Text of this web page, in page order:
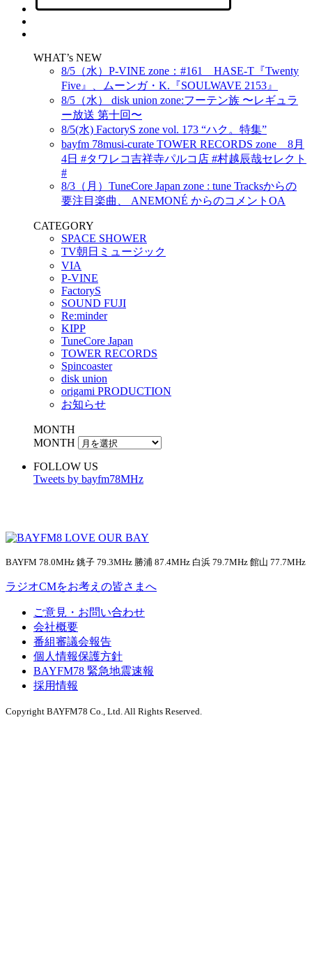
WHAT’s NEW
8/5（水）P-VINE zone：#161 HASE-T『Twenty
Five』、ムーンガ・K.『SOULWAVE 2153』
8/5（水） disk union zone:フーテン族 〜レギュラ
ー放送 第十回〜
8/5(水) FactoryS zone vol. 173 “ハク。特集”
bayfm 78musi-curate TOWER RECORDS zone 8月
4日 #タワレコ吉祥寺パルコ店 #村越辰哉セレクト
#
8/3（月）TuneCore Japan zone : tune Tracksからの
要注目楽曲、 ANEMONÉ からのコメントOA
CATEGORY
SPACE SHOWER
TV朝日ミュージック
VIA
P-VINE
FactoryS
SOUND FUJI
Re:minder
KIPP
TuneCore Japan
TOWER RECORDS
Spincoaster
disk union
origami PRODUCTION
お知らせ
MONTH
MONTH
FOLLOW US
Tweets by bayfm78MHz
BAYFM 78.0MHz 銚子 79.3MHz 勝浦 87.4MHz 白浜 79.7MHz 館山 77.7MHz
ラジオCMをお考えの皆さまへ
ご意見・お問い合わせ
会社概要
番組審議会報告
個人情報保護方針
BAYFM78 緊急地震速報
採用情報
Copyright BAYFM78 Co., Ltd. All Rights Reserved.